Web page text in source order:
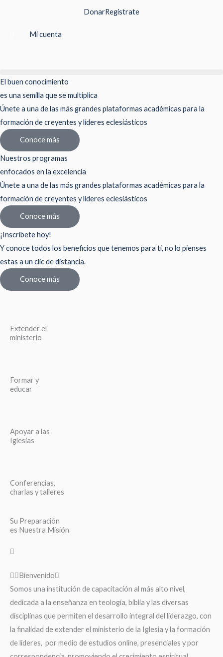
contenido
DonarRegistrate
Mi cuenta
El buen conocimiento
es una semilla que se multiplica
Únete a una de las más grandes plataformas académicas para la
formación de creyentes y líderes eclesiásticos
Conoce más
Nuestros programas
enfocados en la excelencia
Únete a una de las más grandes plataformas académicas para la
formación de creyentes y líderes eclesiásticos
Conoce más
¡Inscríbete hoy!
Y conoce todos los beneficios que tenemos para ti, no lo pienses
estas a un clic de distancia.
Conoce más
Extender el
ministerio
Formar y
educar
Apoyar a las
Iglesias
Conferencias,
charlas y talleres
Su Preparación
es Nuestra Misión
Bienvenido
Somos una institución de capacitación al más alto nivel,
dedicada a la enseñanza en teología, biblia y las diversas
disciplinas que permiten el desarrollo integral del liderazgo, con
la finalidad de extender el ministerio de la Iglesia y la formación
de líderes, por medio de estudios online, presenciales y por